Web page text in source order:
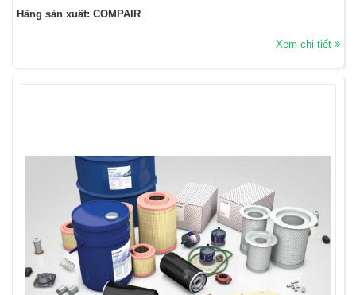
Hãng sản xuất: COMPAIR
Xem chi tiết